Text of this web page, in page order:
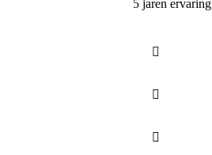
5 jaren ervaring


